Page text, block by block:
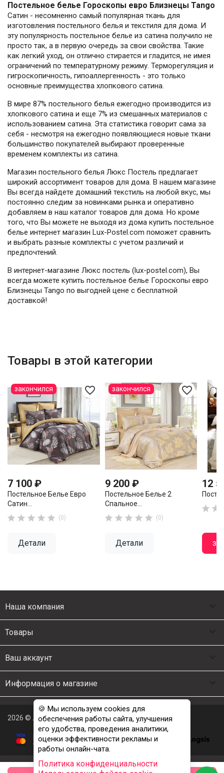
Постельное белье Гороскопы евро Близнецы Tango
Сатин - несомненно самый популярная ткань для
изготовления постельного белья и текстиля для дома. И
эту популярность постельное белье из сатина получило не
просто так, а в первую очередь за свои свойства. Такие
как легкий уход, он отлично стирается и гладится, не имея
ограничений по температурному режиму. Терморегуляция и
гигроскопичность, гипоаллергенность - это только
основные преимущества хлопкового сатина.
В мире 87% постельного белья ежегодно производится из
хлопкового сатина и еще 7% из смешанных материалов с
использованием сатина. Эта статистика говорит сама за
себя - несмотря на ежегодно появляющиеся новые ткани
большинство покупателей выбирают проверенные
временем комплекты из сатина.
Магазин постельного белья Люкс Постель предлагает
широкий ассортимент товаров для дома. В нашем магазине
Вы всегда найдете домашний текстиль на любой вкус, мы
постоянно следим за новинками рынка и оперативно
добавляем в наш каталог товаров для дома. Но кроме
того, что Вы можете не выходя из дома купить постельное
белье интернет магазин Lux-Postel.com поможет сравнить
и выбрать разные комплекты с учетом различий и
предпочтений.
В интернет-магазине Люкс постель (lux-postel.com), Вы
всегда можете купить постельное белье Гороскопы евро
Близнецы Tango по выгодней цене с бесплатной
доставкой!
Товары в этой категории
favorite_border
7 100 ₽
Постельное Белье Евро
Сатин...
     (0)
Детали
закончился favorite_border
9 200 ₽
Постельное Белье 2
Спальное...
     (0)
Детали
закончился
12
 
Наша компания
Товары
Ваш аккаунт
Информация о магазине
2026 © Люкс Постель
🍪 Мы используем cookies для
обеспечения работы сайта, улучшения
его удобства, проведения аналитики,
оценки эффективности рекламы и
работы онлайн-чата.
Политика конфиденциальности